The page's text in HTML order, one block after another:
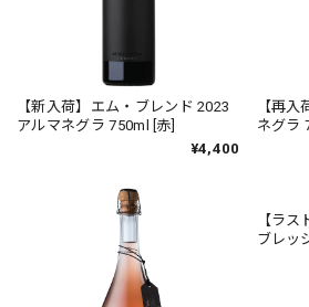
【新入荷】エム・ブレンド 2023
アルマネグラ 750ml [赤]
¥4,400
【再
ネグラ